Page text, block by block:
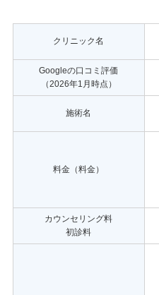
クリニック名
Googleの口コミ評価
（2026年1月時点）
施術名
料金（料金）
カウンセリング料
初診料